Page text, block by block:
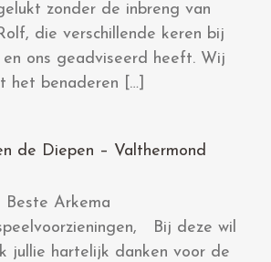
zonder de inbreng van
die verschillende keren bij
ons geadviseerd heeft. Wij
het benaderen […]
de Diepen – Valthermond
Beste Arkema
Bij deze wil
jullie hartelijk danken voor de